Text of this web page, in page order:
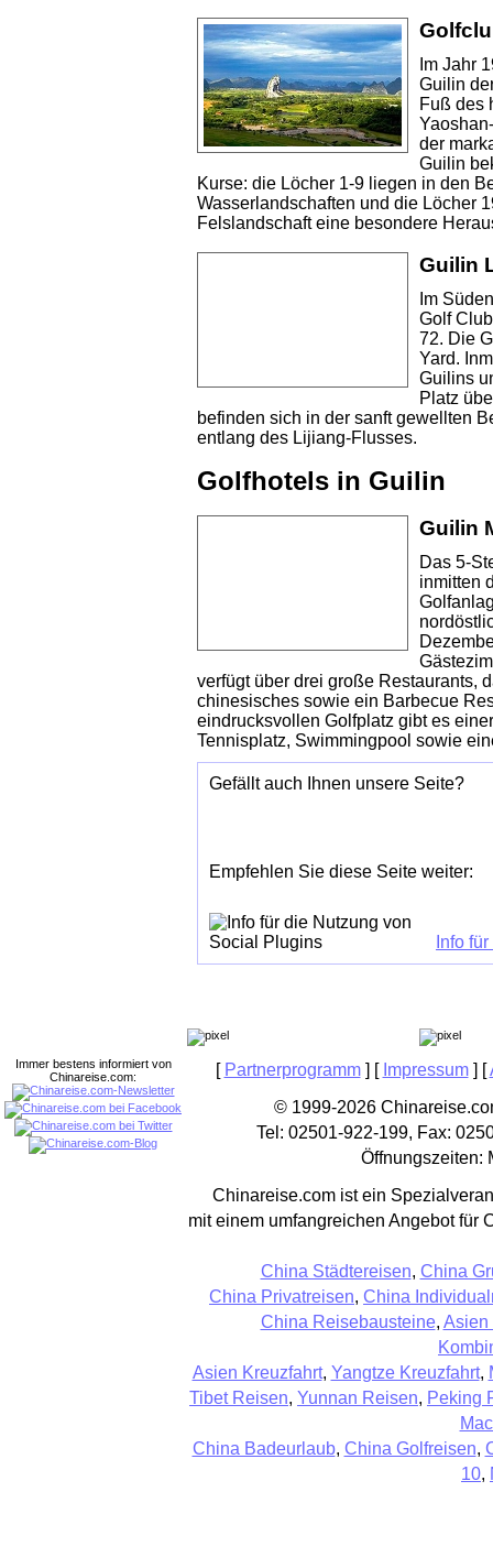
Im Jahr
Guilin
Fuß des
der
Guilin
Kurse: die Löcher 1-9 liegen in den
Wasserlandschaften und die Löcher
Felslandschaft eine besondere
Guilin
Im
Golf
72. Die
Yard.
Guilins
Platz
befinden sich in der sanft gewellten
entlang des Lijiang-Flusses.
Golfhotels in Guilin
Guilin
Das 5-
inmitten
verfügt über drei große Restaurants,
chinesisches sowie ein Barbecue
eindrucksvollen Golfplatz gibt es
Tennisplatz, Swimmingpool sowie
Gefällt auch Ihnen unsere Seite?
Empfehlen Sie diese Seite weiter:
Info
Partnerprogramm] [ Impressum] [
© 1999-2026
Tel: 02501-922-199, Fax:
Öffnungszeiten:
Chinareise.com ist ein
mit einem umfangreichen Angebot für
China Städtereisen, China
China Privatreisen, China
China Reisebausteine, Asien
Asien Kreuzfahrt, Yangtze Kreuzfahrt,
Tibet Reisen, Yunnan Reisen, Peking
China Badeurlaub, China Golfreisen,
10,
Immer bestens informiert von
Chinareise.com: